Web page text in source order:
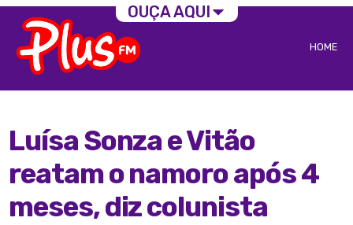
HOME
Luísa Sonza e Vitão
reatam o namoro após 4
meses, diz colunista
OUÇA AQUI